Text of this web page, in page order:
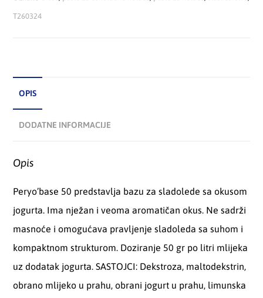
T260324
OPIS
DODATNE INFORMACIJE
Opis
Peryo’base 50 predstavlja bazu za sladolede sa okusom
jogurta. Ima nježan i veoma aromatičan okus. Ne sadrži
masnoće i omogućava pravljenje sladoleda sa suhom i
kompaktnom strukturom. Doziranje 50 gr po litri mlijeka
uz dodatak jogurta. SASTOJCI: Dekstroza, maltodekstrin,
obrano mlijeko u prahu, obrani jogurt u prahu, limunska